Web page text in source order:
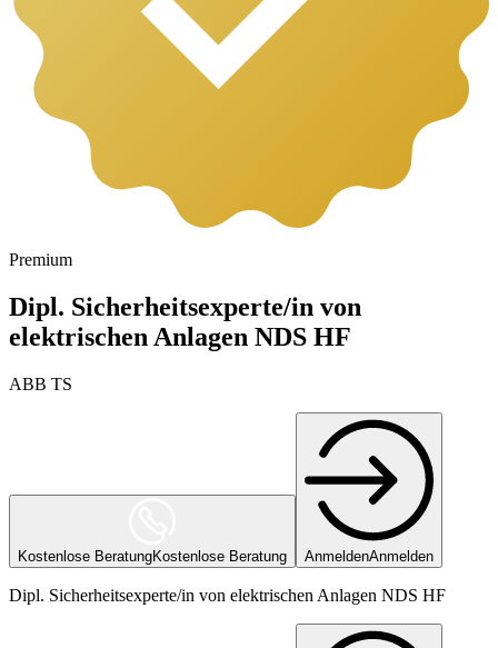
Premium
Dipl. Sicherheitsexperte/in von
elektrischen Anlagen NDS HF
ABB TS
Kostenlose BeratungKostenlose Beratung AnmeldenAnmelden
Dipl. Sicherheitsexperte/in von elektrischen Anlagen NDS HF